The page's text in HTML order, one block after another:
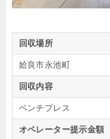
回収場所
姶良市永池町
回収内容
ベンチプレス
オペレーター提示金額